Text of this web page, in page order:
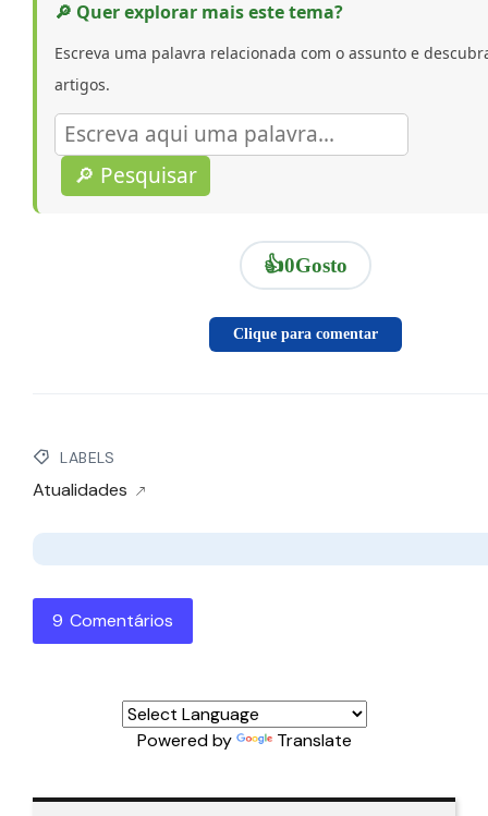
🔎 Quer explorar mais este tema?
Escreva uma palavra relacionada com o assunto e
artigos.
🔎 Pesquisar
👍0Gosto
Clique para comentar
LABELS
Atualidades
9 Comentários
Powered by Translate